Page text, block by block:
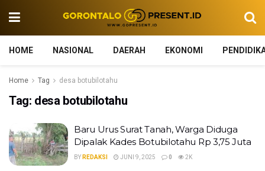
HOME NASIONAL DAERAH EKONOMI
Home Tag desa botubilotahu
Tag: desa botubilotahu
Baru Urus Surat Tanah, Warga Diduga
Dipalak Kades Botubilotahu Rp 3,75 Juta
BY REDAKSI JUNI 9, 2025 0 2K